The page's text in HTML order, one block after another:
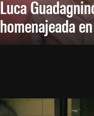
Luca
homenajeada